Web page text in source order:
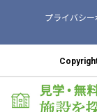
プライバシ